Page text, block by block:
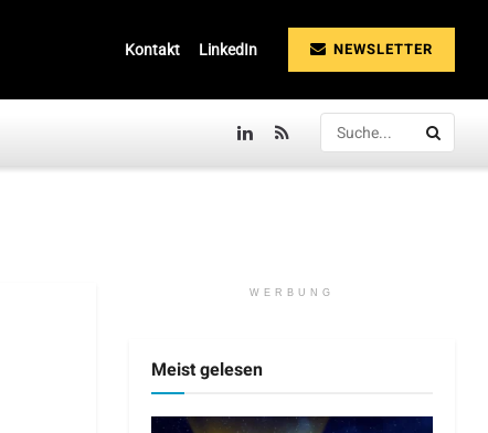
Kontakt LinkedIn NEWSLETTER
WERBUNG
Meist gelesen